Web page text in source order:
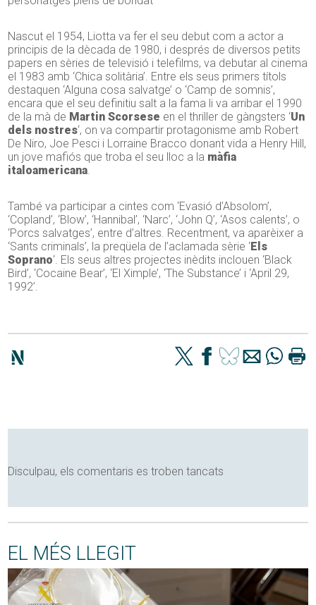
Nascut el 1954, Liotta va fer el seu debut com a actor a
principis de la dècada de 1980, i després de diversos petits
papers en sèries de televisió i telefilms, va debutar al cinema
el 1983 amb ‘Chica solitària’. Entre els seus primers títols
destaquen ‘Alguna cosa salvatge’ o ‘Camp de somnis’,
encara que el seu definitiu salt a la fama li va arribar el 1990
de la mà de Martin Scorsese en el thriller de gàngsters ‘Un
dels nostres‘, on va compartir protagonisme amb Robert
De Niro, Joe Pesci i Lorraine Bracco donant vida a Henry Hill,
un jove mafiós que troba el seu lloc a la màfia
italoamericana.
També va participar a cintes com ‘Evasió d’Absolom’,
‘Copland’, ‘Blow’, ‘Hannibal’, ‘Narc’, ‘John Q’, ‘Asos calents’, o
‘Porcs salvatges’, entre d’altres. Recentment, va aparèixer a
‘Sants criminals’, la preqüela de l’aclamada sèrie ‘Els
Soprano‘. Els seus altres projectes inèdits inclouen ‘Black
Bird’, ‘Cocaine Bear’, ‘El Ximple’, ‘The Substance’ i ‘April 29,
1992’.
Disculpau, els comentaris es troben tancats
EL MÉS LLEGIT